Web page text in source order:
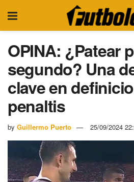
OPINA: ¿Patear
segundo? Una
clave en
penaltis
by Guillermo Puerto 25/09/2024